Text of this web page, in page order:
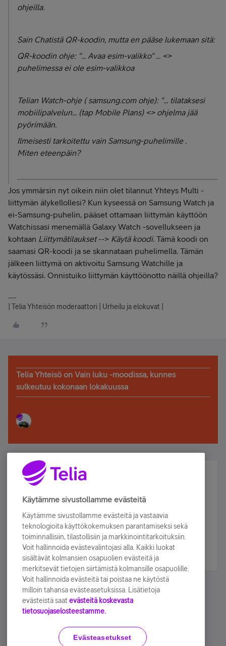
ohjeilla.
Sain Chatistä QR-koodin, mutta en pääse lukemaan sitä:
QR-koodin ohje: "... Avaa esim-valikko" ... <>
puhelimessa ei ole esim-valikkoa
Telian Watch-ohje ( samsung.com ohje): "... tilataksesi
mobiilipalvelun... (tap Mobile Plans) <> ohjelma jää
pyörimään.
Ilmeisesti tarkoitettu vain Samsung-puhelimille .
Miten eteenpäin?
Jos ymmärsin nyt oikein niin olet tilannut Yhteys Multi -
liittymän älykellollesi? Kun kyseessä on Samsung Watch ja
ei-Samsung-puhelin, pääset ottamaan liittymän käyttöön
Watchissasi menemällä Galaxy Watch -sovellukseen ja
kohtaan Liittymätilaukset--> Käytä koodi. Tämä koodi on
saamasi QR-koodi ja se skannataan puhelimella. Tämän
jälkeen liittymä on aktivoitu Samsung Watchille ja
käytössäsi. Onnistuiko liittymän käyttöönotto näillä ohjeilla?
| Telia Yhteisön moderaattori | Urheilu ja elokuvat |
Telia Yhteisö on Vain luku -moodissa, kunnes
sulkeutuu kokonaan lokakuussa
Älä jää paitsi – osallistu ja voita!
Tilaa Telian uutiskirje ja olet mukana arvonnassa.
sähköpostiisi.
Tilaa nyt
Käyttöehdot Accessibility statement
Käytämme sivustollamme evästeitä
Käytämme sivustollamme evästeitä ja vastaavia
teknologioita käyttökokemuksen parantamiseksi sekä
toiminnallisiin, tilastollisiin ja markkinointitarkoituksiin.
Voit hallinnoida evästevalintojasi alla. Kaikki luokat
sisältävät kolmansien osapuolien evästeitä ja
merkitsevät tietojen siirtämistä kolmansille osapuolille.
Voit hallinnoida evästeitä tai poistaa ne käytöstä
milloin tahansa evästeasetuksissa. Lisätietoja
evästeistä saat evästeitä koskevasta
tietosuojaselosteestamme.
Evästeasetukset